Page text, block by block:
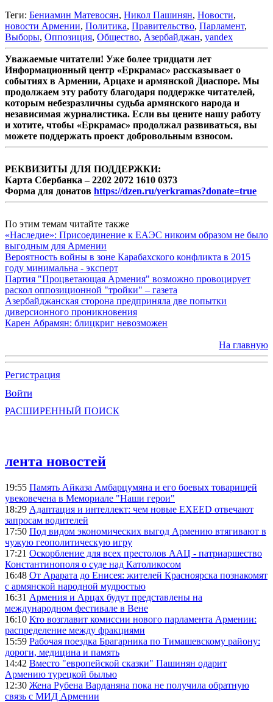
Теги: Бениамин Матевосян, Никол Пашинян, Новости,
новости Армении, Политика, Правительство, Парламент,
Выборы, Оппозиция, Общество, Азербайджан, yandex
Уважаемые читатели! Уже более тридцати лет
Информационный центр «Еркрамас» рассказывает о
событиях в Армении, Арцахе и армянской Диаспоре. Мы
продолжаем эту работу благодаря поддержке читателей,
которым небезразличны судьба армянского народа и
независимая журналистика. Если вы цените нашу работу
и хотите, чтобы «Еркрамас» продолжал развиваться, вы
можете поддержать проект добровольным взносом.
РЕКВИЗИТЫ ДЛЯ ПОДДЕРЖКИ:
Карта Сбербанка – 2202 2072 1610 0373
Форма для донатов https://dzen.ru/yerkramas?donate=true
По этим темам читайте также
«Наследие»: Присоединение к ЕАЭС никоим образом не было
выгодным для Армении
Вероятность войны в зоне Карабахского конфликта в 2015
году минимальна - эксперт
Партия "Процветающая Армения" возможно провоцирует
раскол оппозиционной "тройки" – газета
Азербайджанская сторона предприняла две попытки
диверсионного проникновения
Карен Абрамян: блицкриг невозможен
На главную
Регистрация
Войти
РАСШИРЕННЫЙ ПОИСК
лента новостей
19:55 Память Айказа Амбарцумяна и его боевых товарищей
увековечена в Мемориале "Наши герои"
18:29 Адаптация и интеллект: чем новые EXEED отвечают
запросам водителей
17:50 Под видом экономических выгод Армению втягивают в
чужую геополитическую игру
17:21 Оскорбление для всех престолов ААЦ - патриаршество
Константинополя о суде над Католикосом
16:48 От Арарата до Енисея: жителей Красноярска познакомят
с армянской народной мудростью
16:31 Армения и Арцах будут представлены на
международном фестивале в Вене
16:10 Кто возглавит комиссии нового парламента Армении:
распределение между фракциями
15:59 Рабочая поездка Брагарника по Тимашевскому району:
дороги, медицина и память
14:42 Вместо "европейской сказки" Пашинян одарит
Армению турецкой былью
12:30 Жена Рубена Варданяна пока не получила обратную
связь с МИД Армении